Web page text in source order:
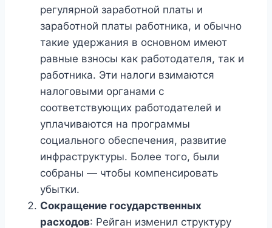
регулярной заработной платы и
заработной платы работника, и обычно
такие удержания в основном имеют
равные взносы как работодателя, так и
работника. Эти налоги взимаются
налоговыми органами с
соответствующих работодателей и
уплачиваются на программы
социального обеспечения, развитие
инфраструктуры. Более того, были
собраны — чтобы компенсировать
убытки.
Сокращение государственных
расходов: Рейган изменил структуру